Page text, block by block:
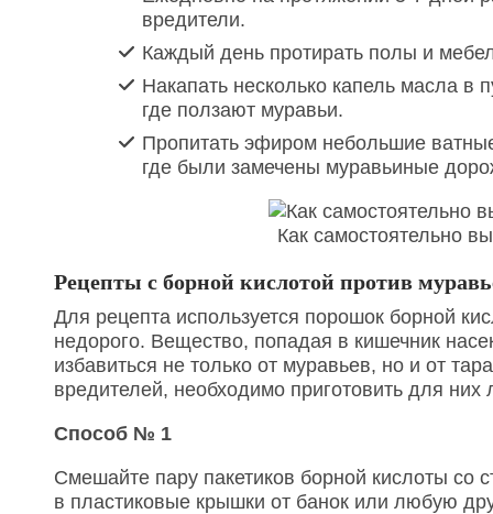
вредители.
Каждый день протирать полы и
Накапать несколько капель масла в
где ползают муравьи.
Пропитать эфиром небольшие
где были замечены муравьиные
Как самостоятельно
Рецепты с борной кислотой против
Для рецепта используется порошок борной
недорого. Вещество, попадая в кишечник
избавиться не только от муравьев, но и от
вредителей, необходимо приготовить для них
Способ № 1
Смешайте пару пакетиков борной кислоты со
в пластиковые крышки от банок или любую